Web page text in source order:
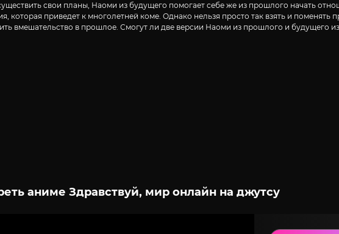
свои планы, Наоми из будущего помогает себе же из прошлого начать
которая приведет к многолетней коме. Однако нельзя просто так взять и
вмешательство в прошлое. Смогут ли две версии Наоми из прошлого и будущего
аниме Здравствуй, мир онлайн на джутсу